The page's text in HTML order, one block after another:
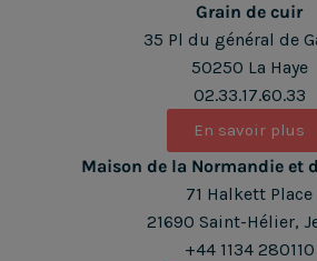
Grain de cuir
35 Pl du général de
50250 La Haye
02.33.17.60.33
En savoir plus
Maison de la Normandie et
71 Halkett Place
21690 Saint-Hélier,
+44 1134 280110